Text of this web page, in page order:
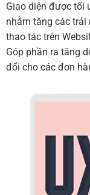
Giao diện được tối
nhằm tăng các trải
thao tác trên
Góp phần ra tăng
đổi cho các đơn